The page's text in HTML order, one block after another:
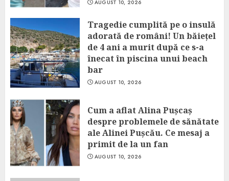
AUGUST 10, 2026
Tragedie cumplită pe o insulă
adorată de români! Un băiețel
de 4 ani a murit după ce s-a
înecat în piscina unui beach
bar
AUGUST 10, 2026
Cum a aflat Alina Pușcaș
despre problemele de sănătate
ale Alinei Pușcău. Ce mesaj a
primit de la un fan
AUGUST 10, 2026